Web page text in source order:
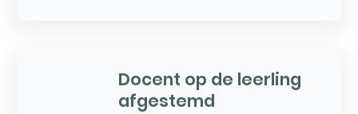
Docent op de leerling
afgestemd